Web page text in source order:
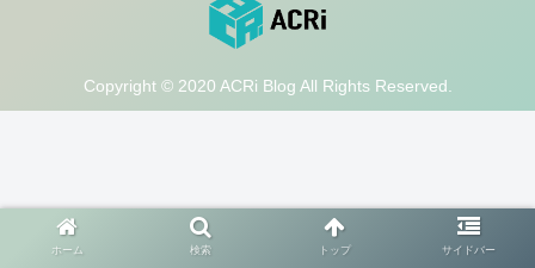
Copyright © 2020 ACRi Blog All Rights Reserved.
ホーム 検索 トップ サイドバー